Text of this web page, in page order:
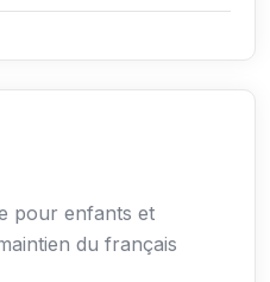
pour enfants et
du français